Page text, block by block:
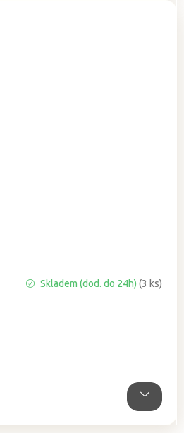
Skladem (dod. do 24h)(3 ks)